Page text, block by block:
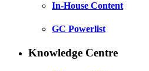
In-House Content
GC Powerlist
Knowledge Centre